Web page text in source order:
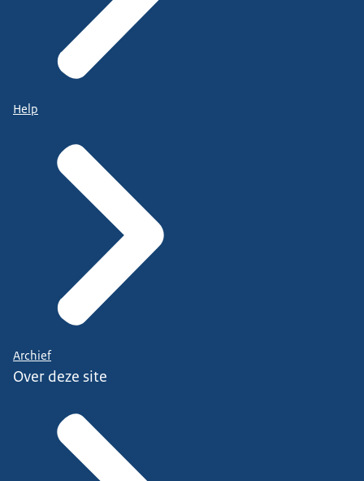
Help
Archief
Over deze site